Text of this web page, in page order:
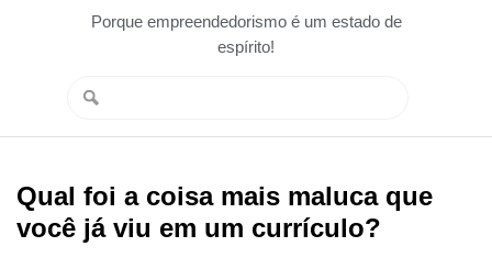
Porque empreendedorismo é um estado de
espírito!
Qual foi a coisa mais maluca que
você já viu em um currículo?